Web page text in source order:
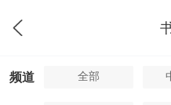
频道 全部